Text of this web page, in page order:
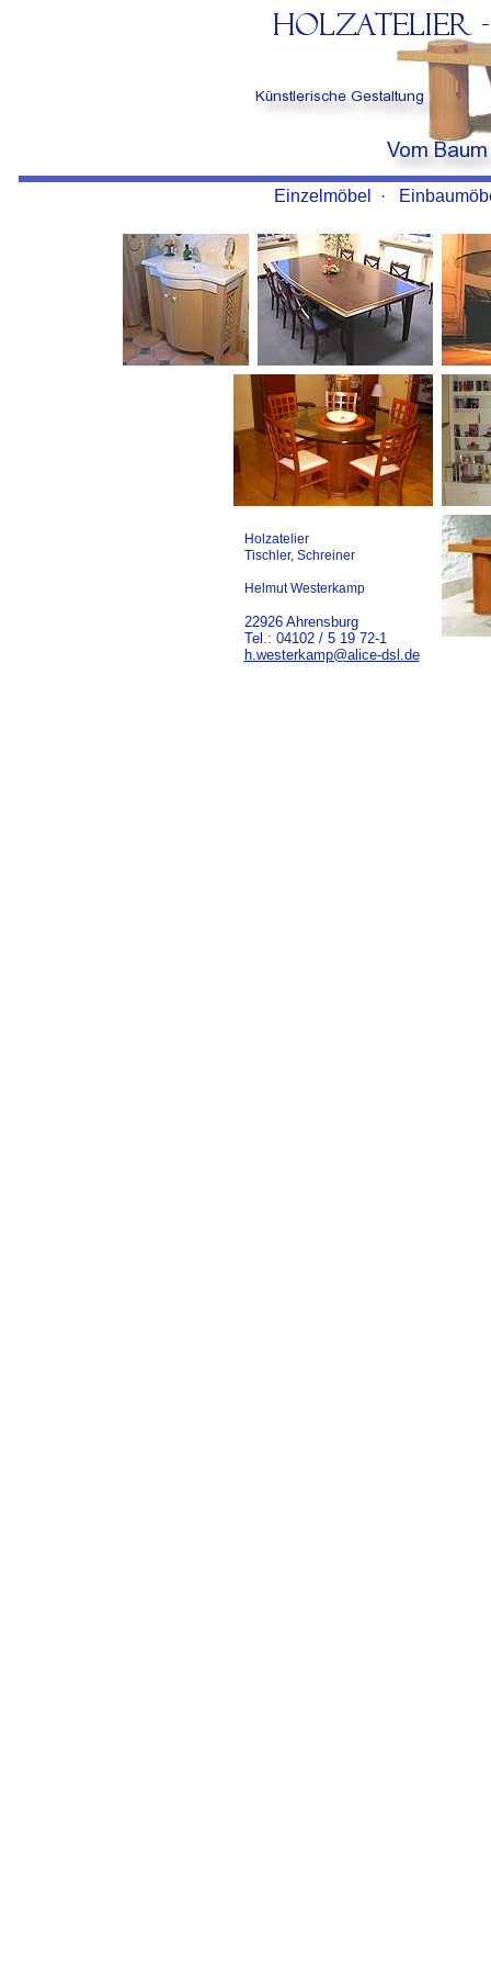
Einzelmöbel ·
Holzatelier
Tischler, Schreiner
Helmut Westerkamp
22926 Ahrensburg
Tel.: 04102 / 5 19 72-1
h.westerkamp@alice-dsl.de